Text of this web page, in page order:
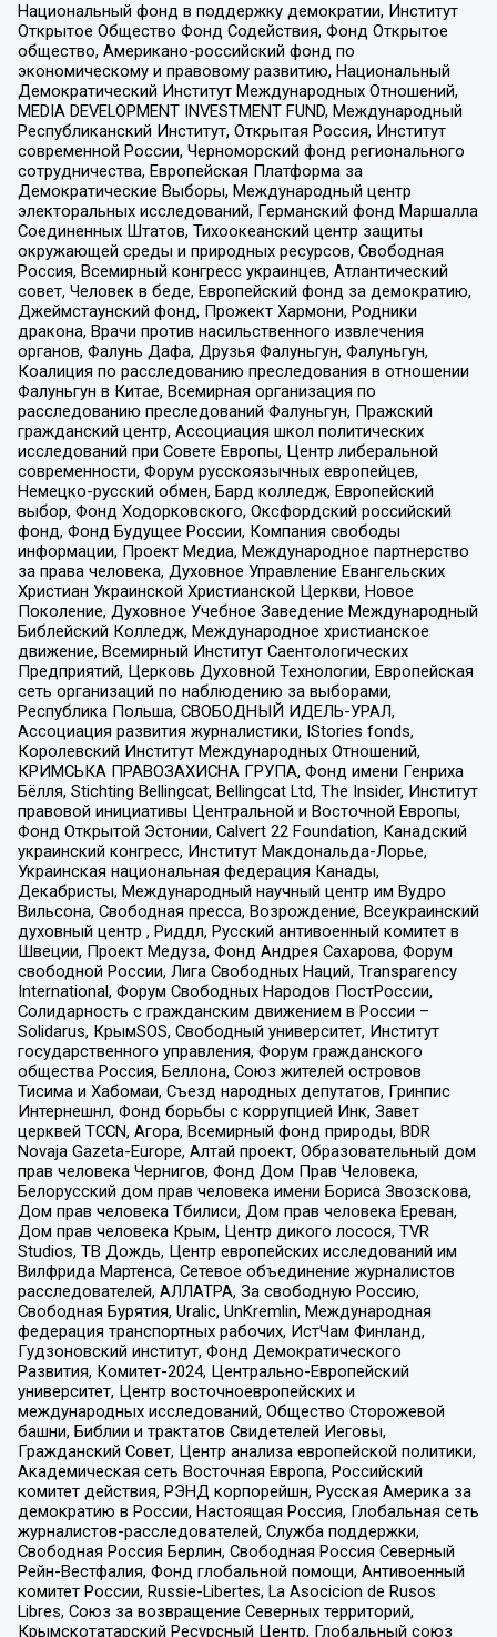
Национальный фонд в поддержку демократии, Институт
Открытое Общество Фонд Содействия, Фонд Открытое
общество, Американо-российский фонд по
экономическому и правовому развитию, Национальный
Демократический Институт Международных Отношений,
MEDIA DEVELOPMENT INVESTMENT FUND, Международный
Республиканский Институт, Открытая Россия, Институт
современной России, Черноморский фонд регионального
сотрудничества, Европейская Платформа за
Демократические Выборы, Международный центр
электоральных исследований, Германский фонд Маршалла
Соединенных Штатов, Тихоокеанский центр защиты
окружающей среды и природных ресурсов, Свободная
Россия, Всемирный конгресс украинцев, Атлантический
совет, Человек в беде, Европейский фонд за демократию,
Джеймстаунский фонд, Прожект Хармони, Родники
дракона, Врачи против насильственного извлечения
органов, Фалунь Дафа, Друзья Фалуньгун, Фалуньгун,
Коалиция по расследованию преследования в отношении
Фалуньгун в Китае, Всемирная организация по
расследованию преследований Фалуньгун, Пражский
гражданский центр, Ассоциация школ политических
исследований при Совете Европы, Центр либеральной
современности, Форум русскоязычных европейцев,
Немецко-русский обмен, Бард колледж, Европейский
выбор, Фонд Ходорковского, Оксфордский российский
фонд, Фонд Будущее России, Компания свободы
информации, Проект Медиа, Международное партнерство
за права человека, Духовное Управление Евангельских
Христиан Украинской Христианской Церкви, Новое
Поколение, Духовное Учебное Заведение Международный
Библейский Колледж, Международное христианское
движение, Всемирный Институт Саентологических
Предприятий, Церковь Духовной Технологии, Европейская
сеть организаций по наблюдению за выборами,
Республика Польша, СВОБОДНЫЙ ИДЕЛЬ-УРАЛ,
Ассоциация развития журналистики, IStories fonds,
Королевский Институт Международных Отношений,
КРИМСЬКА ПРАВОЗАХИСНА ГРУПА, Фонд имени Генриха
Бёлля, Stichting Bellingcat, Bellingcat Ltd, The Insider, Институт
правовой инициативы Центральной и Восточной Европы,
Фонд Открытой Эстонии, Calvert 22 Foundation, Канадский
украинский конгресс, Институт Макдональда-Лорье,
Украинская национальная федерация Канады,
Декабристы, Международный научный центр им Вудро
Вильсона, Свободная пресса, Возрождение, Всеукраинский
духовный центр , Риддл, Русский антивоенный комитет в
Швеции, Проект Медуза, Фонд Андрея Сахарова, Форум
свободной России, Лига Свободных Наций, Transparеncy
International, Форум Свободных Народов ПостРоссии,
Солидарность с гражданским движением в России –
Solidarus, КрымSOS, Свободный университет, Институт
государственного управления, Форум гражданского
общества Россия, Беллона, Союз жителей островов
Тисима и Хабомаи, Съезд народных депутатов, Гринпис
Интернешнл, Фонд борьбы с коррупцией Инк, Завет
церквей TCCN, Агора, Всемирный фонд природы, BDR
Novaja Gazeta-Europe, Алтай проект, Образовательный дом
прав человека Чернигов, Фонд Дом Прав Человека,
Белорусский дом прав человека имени Бориса Звозскова,
Дом прав человека Тбилиси, Дом прав человека Ереван,
Дом прав человека Крым, Центр дикого лосося, TVR
Studios, ТВ Дождь, Центр европейских исследований им
Вилфрида Мартенса, Сетевое объединение журналистов
расследователей, АЛЛАТРА, За свободную Россию,
Свободная Бурятия, Uralic, UnKremlin, Международная
федерация транспортных рабочих, ИстЧам Финланд,
Гудзоновский институт, Фонд Демократического
Развития, Комитет-2024, Центрально-Европейский
университет, Центр восточноевропейских и
международных исследований, Общество Сторожевой
башни, Библии и трактатов Свидетелей Иеговы,
Гражданский Совет, Центр анализа европейской политики,
Академическая сеть Восточная Европа, Российский
комитет действия, РЭНД корпорейшн, Русская Америка за
демократию в России, Настоящая Россия, Глобальная сеть
журналистов-расследователей, Служба поддержки,
Свободная Россия Берлин, Свободная Россия Северный
Рейн-Вестфалия, Фонд глобальной помощи, Антивоенный
комитет России, Russie-Libertes, La Asocicion de Rusos
Libres, Союз за возвращение Северных территорий,
Крымскотатарский Ресурсный Центр, Глобальный союз